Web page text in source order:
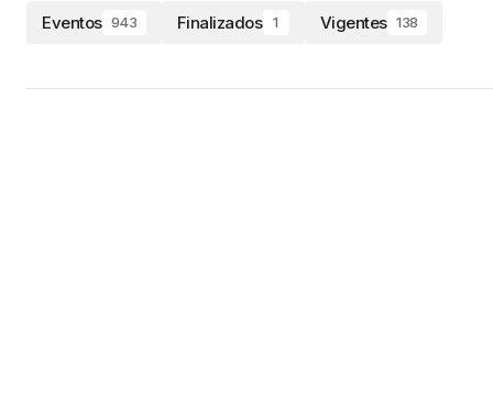
Eventos 943 Finalizados 1 Vigentes 138